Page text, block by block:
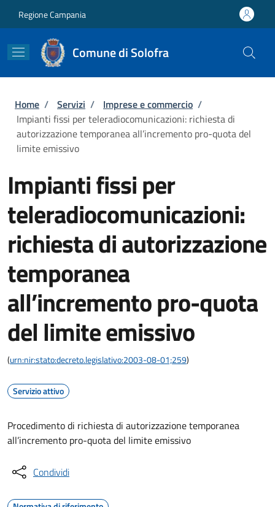
Regione Campania
Comune di Solofra
Briciole di pane
Home / Servizi / Imprese e commercio /
Impianti fissi per teleradiocomunicazioni: richiesta di
autorizzazione temporanea all’incremento pro-quota del
limite emissivo
Impianti fissi per
teleradiocomunicazioni:
richiesta di autorizzazione
temporanea
all’incremento pro-quota
del limite emissivo
(urn:nir:stato:decreto.legislativo:2003-08-01;259)
Servizio attivo
Procedimento di richiesta di autorizzazione temporanea
all’incremento pro-quota del limite emissivo
Condividi